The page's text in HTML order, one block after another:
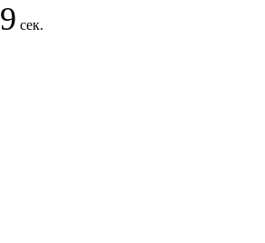
9 сек.